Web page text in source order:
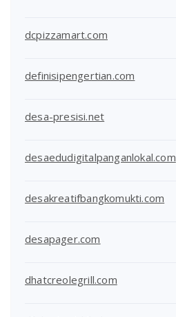
dcpizzamart.com
definisipengertian.com
desa-presisi.net
desaedudigitalpanganlokal.com
desakreatifbangkomukti.com
desapager.com
dhatcreolegrill.com